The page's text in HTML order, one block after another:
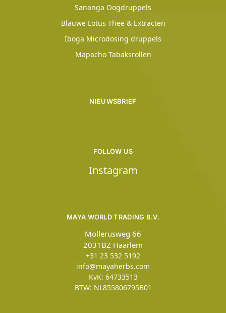
Sananga Oogdruppels
Blauwe Lotus Thee & Extracten
Iboga Microdosing druppels
Mapacho Tabaksrollen
MAYA WORLD TRADING B.V.
Mollerusweg 66
2031BZ Haarlem
+31 23 532 5192
info@mayaherbs.com
KvK: 64733513
BTW: NL855806795B01
NIEUWSBRIEF
FOLLOW US
Instagram